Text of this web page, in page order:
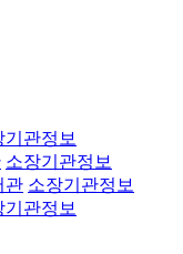
기관정보
소장기관정보
관 소장기관정보
기관정보